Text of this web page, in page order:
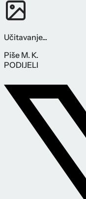
Učitavanje...
Piše M. K.
PODIJELI